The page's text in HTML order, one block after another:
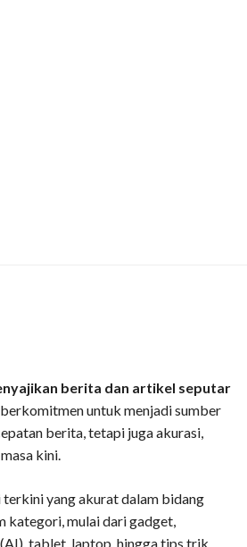
berita dan artikel seputar
untuk menjadi sumber
berita, tetapi juga akurasi,
kini.
yang akurat dalam bidang
kategori, mulai dari gadget,
tablet, laptop, hingga tips trik